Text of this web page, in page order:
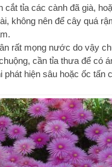
cắt tỉa các cành đã già,
không nên để cây quá
rất mọng nước do vậy
cần tỉa thưa để có
phát hiện sâu hoặc ốc tấn